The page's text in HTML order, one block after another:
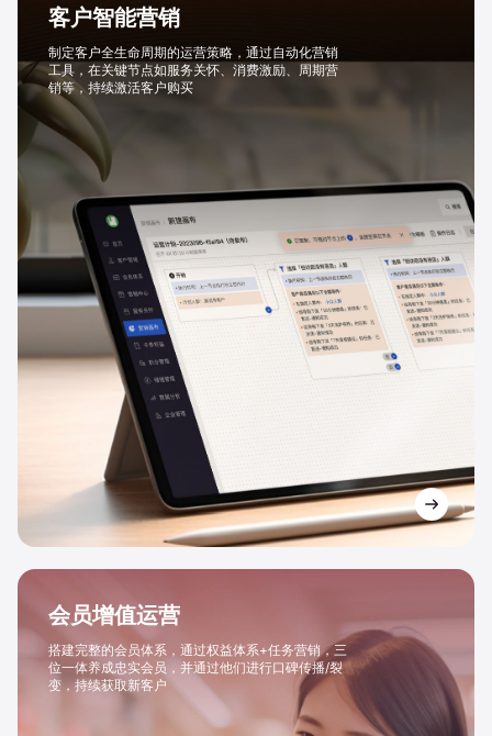
客户智能营销
制定客户全生命周期的运营策略，通过自动化营销
工具，在关键节点如服务关怀、消费激励、周期营
销等，持续激活客户购买
会员增值运营
搭建完整的会员体系，通过权益体系+任务营销，三
位一体养成忠实会员，并通过他们进行口碑传播/裂
变，持续获取新客户